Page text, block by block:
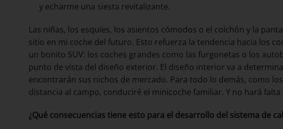
y echarme una siesta revitalizante.
Las niñas, los esquíes, los asientos cómodos o el colchón y la
sitio en mi coche del futuro. Esto refuerza la tendencia hacia los
un bonito SUV: los coches grandes como las furgonetas o los
punto de vista del diseño exterior. El diseño interior va a
encontrarán sus nichos de mercado. Para todo lo demás, como
distancia al campo, conduciré el minicoche familiar. Y no hará falta
¿Qué consecuencias tiene esto para el desarrollo del sistema de